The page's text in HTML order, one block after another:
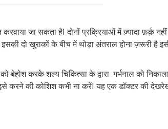
करवाया जा सकता हैI दोनों प्रक्रियाओं में ज़्यादा फ़र्क़
दो खुराकों के बीच में थोड़ा अंतराल होना ज़रूरी है
बेहोश करके शल्य चिकित्सा के द्वारा गर्भनाल को
करने की कोशिश कभी ना करेंI यह एक डॉक्टर की